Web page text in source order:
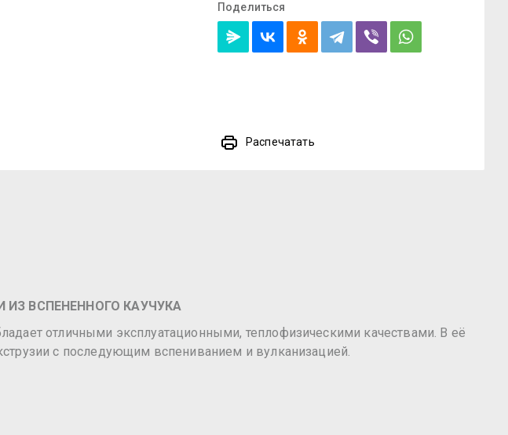
Поделиться
Распечатать
ВСПЕНЕННОГО КАУЧУКА
отличными эксплуатационными, теплофизическими качествами. В её
с последующим вспениванием и вулканизацией.